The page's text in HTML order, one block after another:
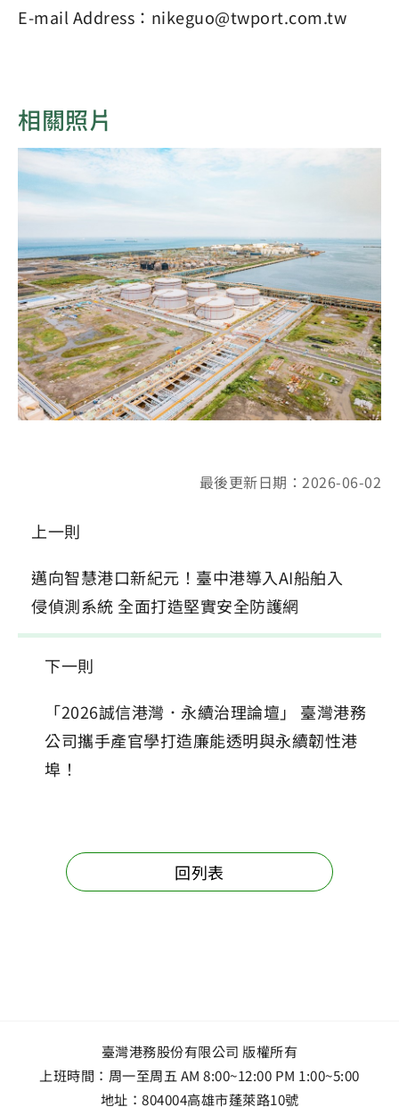
E-mail Address：nikeguo@twport.com.tw
相關照片
最後更新日期：2026-06-02
上一則
邁向智慧港口新紀元！臺中港導入AI船舶入
侵偵測系統 全面打造堅實安全防護網
下一則
「2026誠信港灣．永續治理論壇」 臺灣港務
公司攜手產官學打造廉能透明與永續韌性港
埠！
回列表
臺灣港務股份有限公司 版權所有
上班時間：周一至周五 AM 8:00~12:00 PM 1:00~5:00
地址： 804004高雄市蓬萊路10號